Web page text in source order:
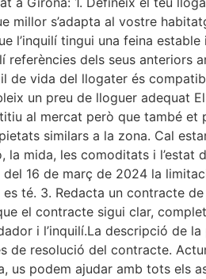
s’adapta al vostre
tingui una feina
referències dels seus
de vida del llogater és
un preu de lloguer
al mercat però que també
similars a la zona. Cal
mida, les comoditats i l’estat
16 de març de 2024 la
té. 3. Redacta un contracte
el contracte sigui clar,
i l’inquilí.La descripció
de resolució del contracte.
podem ajudar amb tots els